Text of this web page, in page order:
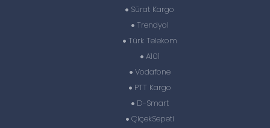
Sürat Kargo
Trendyol
Türk Telekom
A101
Vodafone
PTT Kargo
D-Smart
ÇiçekSepeti